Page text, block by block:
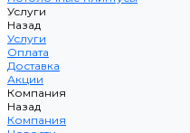
Услуги
Назад
Услуги
Оплата
Доставка
Акции
Компания
Назад
Компания